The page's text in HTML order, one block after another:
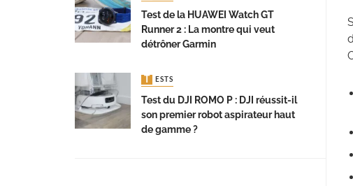
Test de la HUAWEI Watch GT
Runner 2 : La montre qui veut
détrôner Garmin
TESTS
Test du DJI ROMO P : DJI réussit-il
son premier robot aspirateur haut
de gamme ?